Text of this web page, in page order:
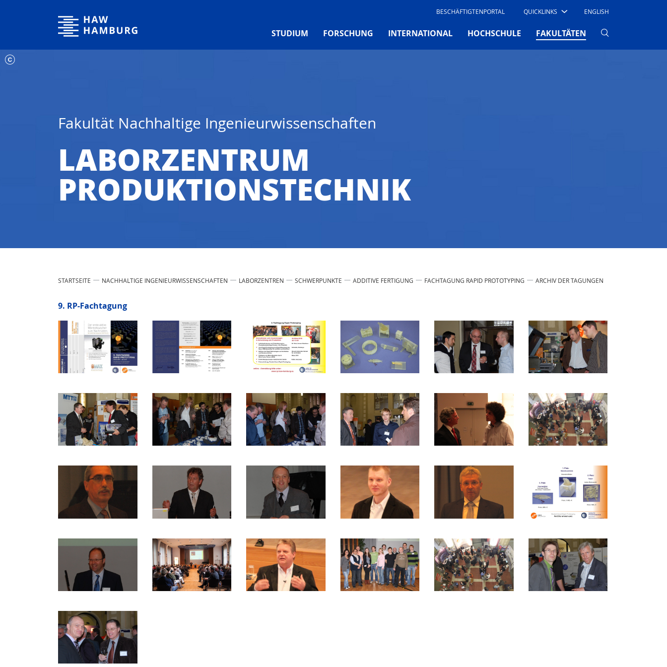
Hochschule für Angewandte Wissenschaften Hamburg BESCHÄFTIGTENPORTAL QUICKLINKS ENGLISH
STUDIUM FORSCHUNG INTERNATIONAL HOCHSCHULE FAKULTÄTEN (CURRENT)
Fakultät Nachhaltige Ingenieurwissenschaften
LABORZENTRUM
PRODUKTIONSTECHNIK
STARTSEITE NACHHALTIGE INGENIEURWISSENSCHAFTEN LABORZENTREN SCHWERPUNKTE ADDITIVE FERTIGUNG FACHTAGUNG RAPID PROTOTYPING ARCHIV DER TAGUNGEN
9. RP-Fachtagung